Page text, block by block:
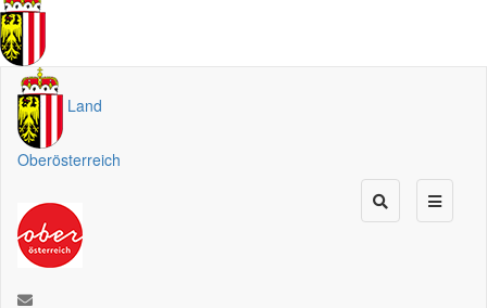
Land
Oberösterreich